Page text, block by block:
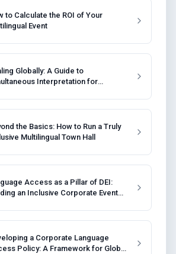
to Calculate the ROI of Your
Event
Globally: A Guide to
Interpretation for
the Basics: How to Run a Truly
Multilingual Town Hall
Access as a Pillar of DEI:
an Inclusive Corporate Event
a Corporate Language
Policy: A Framework for Global